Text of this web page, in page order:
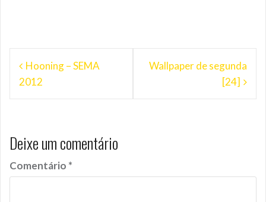
Navegação
deHooning – SEMA
2012
Wallpaper de segunda
[24]
Deixe um comentário
Comentário *